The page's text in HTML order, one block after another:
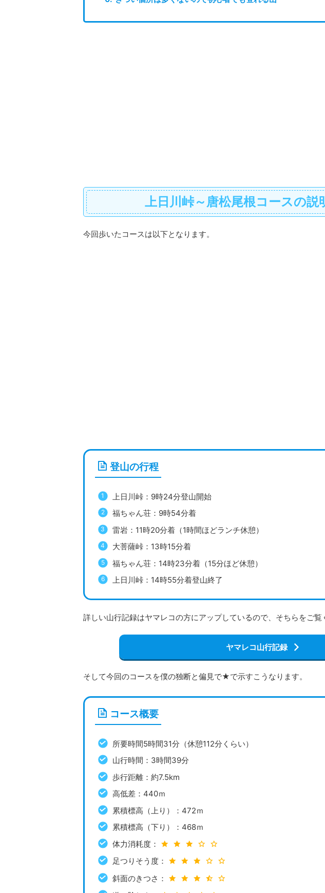
上日川峠～唐松尾根コースの説
今回歩いたコースは以下となります。
登山の行程
上日川峠：9時24分登山開始
福ちゃん荘：9時54分着
雷岩：11時20分着（1時間ほどランチ休憩）
大菩薩峠：13時15分着
福ちゃん荘：14時23分着（15分ほど休憩）
上日川峠：14時55分着登山終了
詳しい山行記録はヤマレコの方にアップしているので、そちらをご覧
ヤマレコ山行記録
そして今回のコースを僕の独断と偏見で★で示すこうなります。
コース概要
所要時間5時間31分（休憩112分くらい）
山行時間：3時間39分
歩行距離：約7.5km
高低差：440ｍ
累積標高（上り）：472ｍ
累積標高（下り）：468ｍ
体力消耗度：
足つりそう度：
斜面のきつさ：